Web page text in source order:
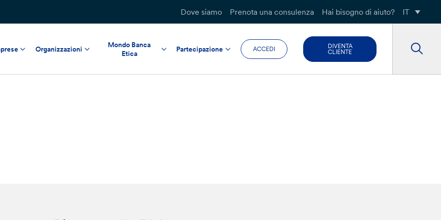
Dove siamo Prenota una consulenza Hai bisogno di aiuto? IT
Organizzazioni
Mondo Banca
Etica
Partecipazione ACCEDI
DIVENTA
CLIENTE